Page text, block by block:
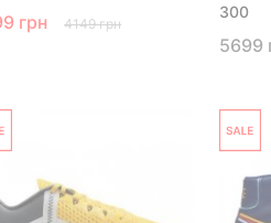
грн 4149 грн
300
5699